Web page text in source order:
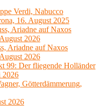
Verdi, Nabucco
16. August 2025
Ariadne auf Naxos
2026
Ariadne auf Naxos
2026
99: Der fliegende Holländer
2026
Götterdämmerung,
2026